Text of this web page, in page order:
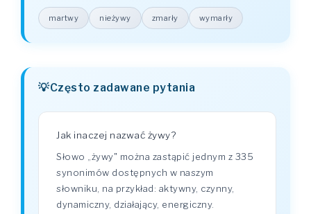
martwy nieżywy zmarły wymarły
Często zadawane pytania
Jak inaczej nazwać żywy?
Słowo „żywy" można zastąpić jednym z 335
synonimów dostępnych w naszym
słowniku, na przykład: aktywny, czynny,
dynamiczny, działający, energiczny.